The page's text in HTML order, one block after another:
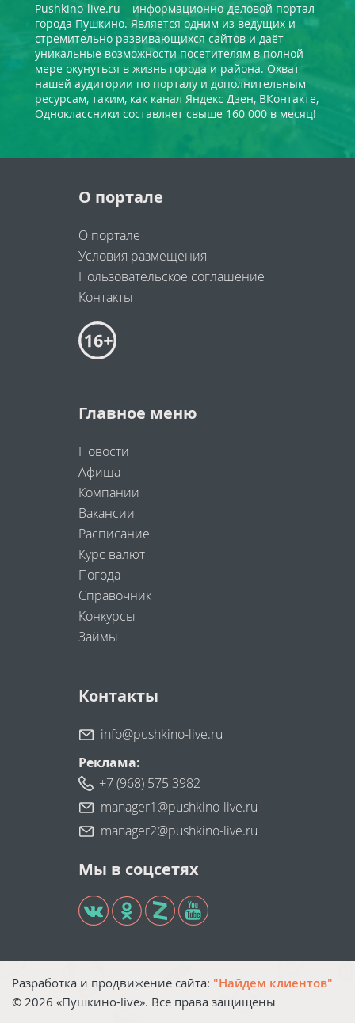
Pushkino-live.ru – информационно-деловой портал
города Пушкино. Является одним из ведущих и
стремительно развивающихся сайтов и даёт
уникальные возможности посетителям в полной
мере окунуться в жизнь города и района. Охват
нашей аудитории по порталу и дополнительным
ресурсам, таким, как канал Яндекс Дзен, ВКонтакте,
Одноклассники составляет свыше 160 000 в месяц!
О портале
О портале
Условия размещения
Пользовательское соглашение
Контакты
Главное меню
Новости
Афиша
Компании
Вакансии
Расписание
Курс валют
Погода
Справочник
Конкурсы
Займы
Контакты
info@pushkino-live.ru
Реклама:
+7 (968) 575 3982
manager1@pushkino-live.ru
manager2@pushkino-live.ru
Мы в соцсетях
Разработка и продвижение сайта: "Найдем клиентов"
© 2026 «Пушкино-live». Все права защищены